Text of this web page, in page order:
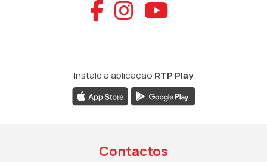
Aceder ao
Aceder ao
Aceder
Instale a aplicação RTP Play
Contactos